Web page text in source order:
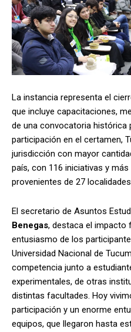
La instancia representa el
que incluye capacitaciones,
de una convocatoria histórica
participación en el certamen,
jurisdicción con mayor
país, con 116 iniciativas y
provenientes de 27
El secretario de Asuntos
Benegas, destaca el impacto
entusiasmo de los
Universidad Nacional de
competencia junto a
experimentales, de otras
distintas facultades. Hoy
participación y un enorme
equipos, que llegaron hasta